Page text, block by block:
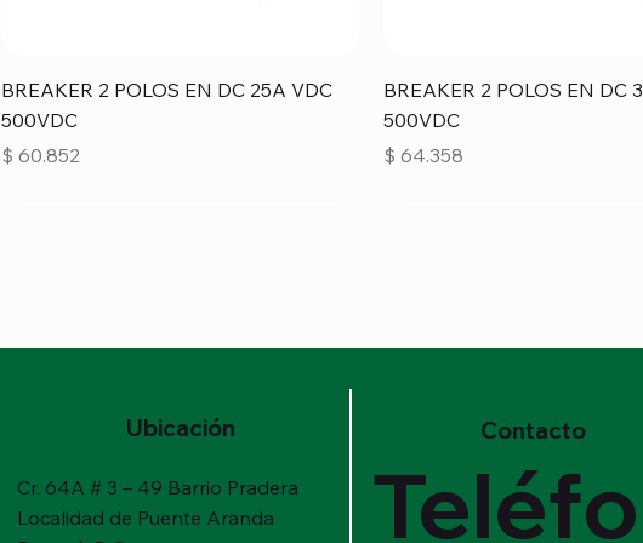
Vista rápida
BREAKER 2 POLOS EN DC 25A VDC
500VDC
Precio
$ 60.852
Vista rápida
BREAKER 2 POLOS EN DC
500VDC
Precio
$ 64.358
Ubicación
Cr. 64A # 3 – 49 Barrio Pradera
Localidad de Puente Aranda
Contacto